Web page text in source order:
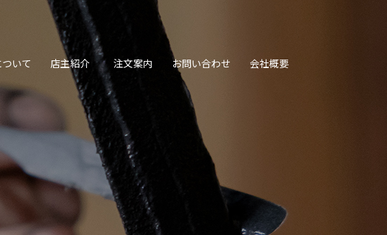
いて 店主紹介 注文案内 お問い合わせ 会社概要